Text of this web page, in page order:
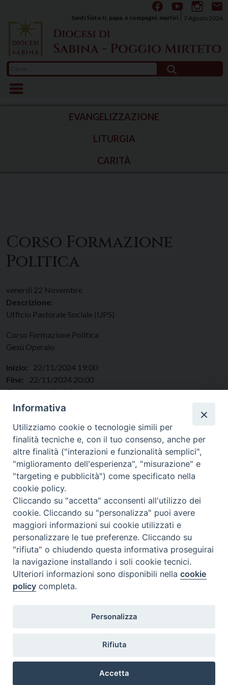
content
7 Agosto 2026
Santi Sisto II, papa, e compagni, martiri
per:
EVANGELIZZAZIONE
LITURGIA
CARITÀ
Corso Formazione
Politica
venerdì 22 Novembre
Descrizione:
Ufficio Pastorale Sociale (UPS)
Corso Formazione Politica
Gesù Operaio
Inizio:
22/11/2024 19:00
Fine:
22/11/2024 20:00
Categorie: Sociale
Regione: Lazio
Piazza Mario Dottori, 14
02047 Poggio Mirteto (Rieti)
diocesi@diocesisabina.it
Informativa
Utilizziamo cookie o tecnologie simili per
finalità tecniche e, con il tuo consenso, anche per
altre finalità ("interazioni e funzionalità semplici",
"miglioramento dell'esperienza", "misurazione" e
"targeting e pubblicità") come specificato nella
cookie policy.
Cliccando su "accetta" acconsenti all'utilizzo dei
cookie. Cliccando su "personalizza" puoi avere
maggiori informazioni sui cookie utilizzati e
personalizzare le tue preferenze. Cliccando su
"rifiuta" o chiudendo questa informativa proseguirai
la navigazione installando i soli cookie tecnici.
Ulteriori informazioni sono disponibili nellacookie
policy completa.
Personalizza
Rifiuta
Accetta